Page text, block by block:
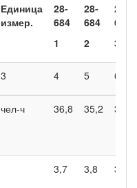
Единица
измер.
28-
684
1
28-
684
2
28-
684
3
3 4 5 6
чел-ч 36,8 35,2 38,4
3,7 3,8 3,6